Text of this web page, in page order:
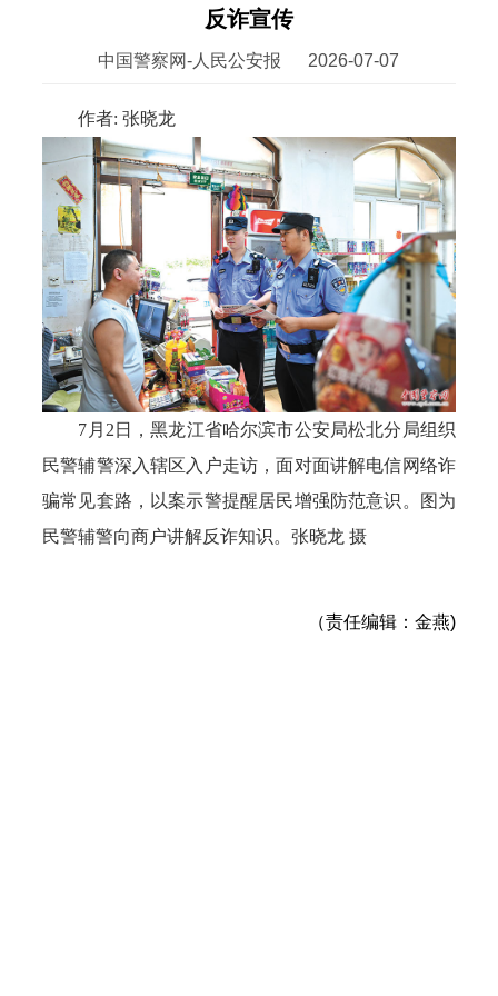
反诈宣传
中国警察网-人民公安报 2026-07-07
作者: 张晓龙
7月2日，黑龙江省哈尔滨市公安局松北分局组织
民警辅警深入辖区入户走访，面对面讲解电信网络诈
骗常见套路，以案示警提醒居民增强防范意识。图为
民警辅警向商户讲解反诈知识。张晓龙 摄
（责任编辑：金燕)